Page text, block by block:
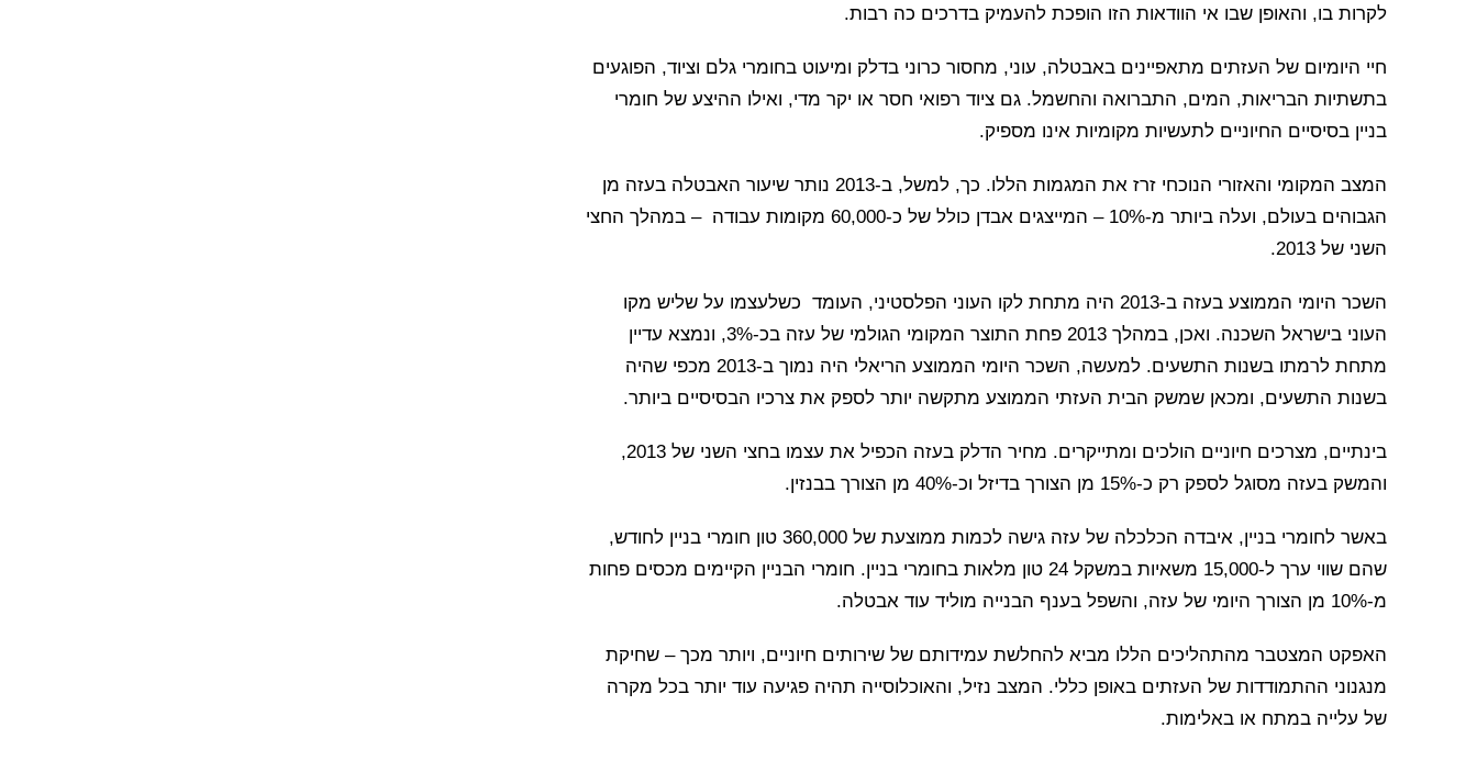
לקרות בו, והאופן שבו אי הוודאות הזו הופכת להעמיק בדרכים כה רבות.
חיי היומיום של העזתים מתאפיינים באבטלה, עוני, מחסור כרוני בדלק ומיעוט בחומרי גלם וציוד, הפוגעים
בתשתיות הבריאות, המים, התברואה והחשמל. גם ציוד רפואי חסר או יקר מדי, ואילו ההיצע של חומרי
בניין בסיסיים החיוניים לתעשיות מקומיות אינו מספיק.
המצב המקומי והאזורי הנוכחי זרז את המגמות הללו. כך, למשל, ב-2013 נותר שיעור האבטלה בעזה מן
הגבוהים בעולם, ועלה ביותר מ-10% – המייצגים אבדן כולל של כ-60,000 מקומות עבודה – במהלך החצי
השני של 2013.
השכר היומי הממוצע בעזה ב-2013 היה מתחת לקו העוני הפלסטיני, העומד כשלעצמו על שליש מקו
העוני בישראל השכנה. ואכן, במהלך 2013 פחת התוצר המקומי הגולמי של עזה בכ-3%, ונמצא עדיין
מתחת לרמתו בשנות התשעים. למעשה, השכר היומי הממוצע הריאלי היה נמוך ב-2013 מכפי שהיה
בשנות התשעים, ומכאן שמשק הבית העזתי הממוצע מתקשה יותר לספק את צרכיו הבסיסיים ביותר.
בינתיים, מצרכים חיוניים הולכים ומתייקרים. מחיר הדלק בעזה הכפיל את עצמו בחצי השני של 2013,
והמשק בעזה מסוגל לספק רק כ-15% מן הצורך בדיזל וכ-40% מן הצורך בבנזין.
באשר לחומרי בניין, איבדה הכלכלה של עזה גישה לכמות ממוצעת של 360,000 טון חומרי בניין לחודש,
שהם שווי ערך ל-15,000 משאיות במשקל 24 טון מלאות בחומרי בניין. חומרי הבניין הקיימים מכסים פחות
מ-10% מן הצורך היומי של עזה, והשפל בענף הבנייה מוליד עוד אבטלה.
האפקט המצטבר מהתהליכים הללו מביא להחלשת עמידותם של שירותים חיוניים, ויותר מכך – שחיקת
מנגנוני ההתמודדות של העזתים באופן כללי. המצב נזיל, והאוכלוסייה תהיה פגיעה עוד יותר בכל מקרה
של עלייה במתח או באלימות.